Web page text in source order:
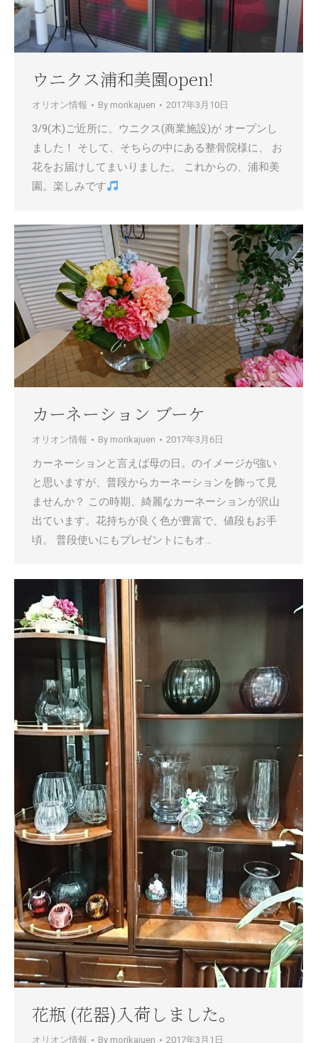
ウニクス浦和美園open!
オリオン情報 By morikajuen 2017年3月10日
3/9(木)ご近所に、ウニクス(商業施設)が オープンし
ました！ そして、そちらの中にある整骨院様に、 お
花をお届けしてまいりました。 これからの、浦和美
園。楽しみです
カーネーション ブーケ
オリオン情報 By morikajuen 2017年3月6日
カーネーションと言えば母の日。のイメージが強い
と思いますが、普段からカーネーションを飾って見
ませんか？ この時期、綺麗なカーネーションが沢山
出ています。花持ちが良く色が豊富で、値段もお手
頃。 普段使いにもプレゼントにもオ…
花瓶 (花器)入荷しました。
オリオン情報 By morikajuen 2017年3月1日